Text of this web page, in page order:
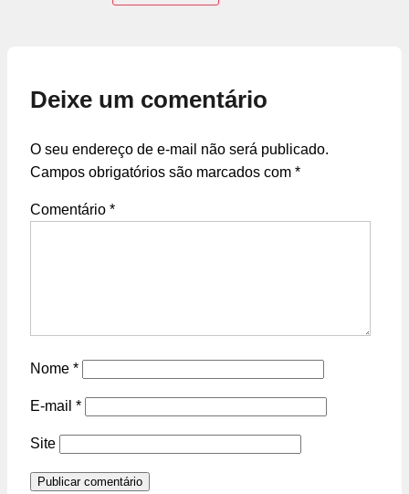
Deixe um comentário
O seu endereço de e-mail não será publicado.
Campos obrigatórios são marcados com *
Comentário *
Nome *
E-mail *
Site